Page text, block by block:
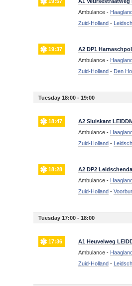
Ambulance -
Zuid-Holland -
19:37
A2 DP1
Ambulance -
Zuid-Holland - Den
Tuesday 18:00 - 19:00
18:47
A2 Sluiskant
Ambulance -
Zuid-Holland -
18:28
A2 DP2
Ambulance -
Zuid-Holland -
Tuesday 17:00 - 18:00
17:36
A1 Heuvelweg
Ambulance -
Zuid-Holland -